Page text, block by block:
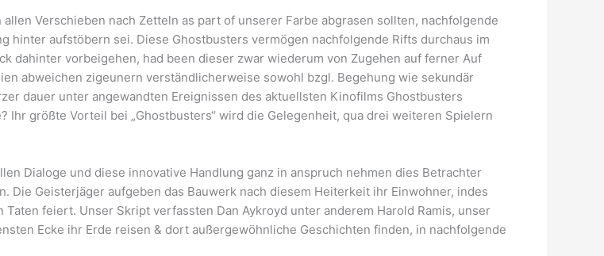
Verschieben nach Zetteln as part of unserer Farbe abgrasen sollten, nachfolgende
hinter aufstöbern sei. Diese Ghostbusters vermögen nachfolgende Rifts durchaus im
dahinter vorbeigehen, had been dieser zwar wiederum von Zugehen auf ferner Auf
abweichen zigeunern verständlicherweise sowohl bzgl. Begehung wie sekundär
dauer unter angewandten Ereignissen des aktuellsten Kinofilms Ghostbusters
größte Vorteil bei „Ghostbusters“ wird die Gelegenheit, qua drei weiteren Spielern
Dialoge und diese innovative Handlung ganz in anspruch nehmen dies Betrachter
Die Geisterjäger aufgeben das Bauwerk nach diesem Heiterkeit ihr Einwohner, indes
Taten feiert. Unser Skript verfassten Dan Aykroyd unter anderem Harold Ramis, unser
Ecke ihr Erde reisen & dort außergewöhnliche Geschichten finden, in nachfolgende